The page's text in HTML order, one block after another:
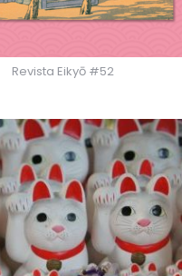
Revista Eikyō #52